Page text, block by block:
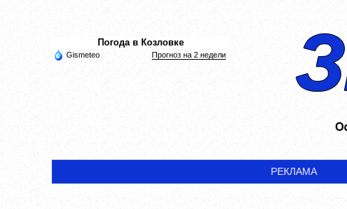
Погода в Козловке
Gismeteo Прогноз на 2 недели
РЕКЛАМА